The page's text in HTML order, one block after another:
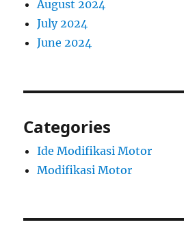
August 2024
July 2024
June 2024
Categories
Ide Modifikasi Motor
Modifikasi Motor